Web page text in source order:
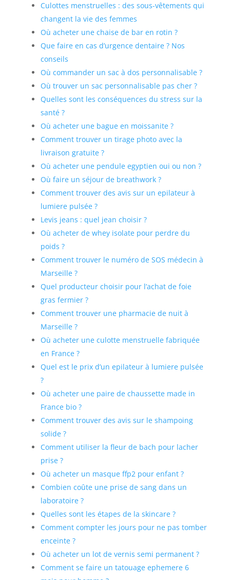
Culottes menstruelles : des sous-vêtements qui
changent la vie des femmes
Où acheter une chaise de bar en rotin ?
Que faire en cas d’urgence dentaire ? Nos
conseils
Où commander un sac à dos personnalisable ?
Où trouver un sac personnalisable pas cher ?
Quelles sont les conséquences du stress sur la
santé ?
Où acheter une bague en moissanite ?
Comment trouver un tirage photo avec la
livraison gratuite ?
Où acheter une pendule egyptien oui ou non ?
Où faire un séjour de breathwork ?
Comment trouver des avis sur un epilateur à
lumiere pulsée ?
Levis jeans : quel jean choisir ?
Où acheter de whey isolate pour perdre du
poids ?
Comment trouver le numéro de SOS médecin à
Marseille ?
Quel producteur choisir pour l’achat de foie
gras fermier ?
Comment trouver une pharmacie de nuit à
Marseille ?
Où acheter une culotte menstruelle fabriquée
en France ?
Quel est le prix d’un epilateur à lumiere pulsée
?
Où acheter une paire de chaussette made in
France bio ?
Comment trouver des avis sur le shampoing
solide ?
Comment utiliser la fleur de bach pour lacher
prise ?
Où acheter un masque ffp2 pour enfant ?
Combien coûte une prise de sang dans un
laboratoire ?
Quelles sont les étapes de la skincare ?
Comment compter les jours pour ne pas tomber
enceinte ?
Où acheter un lot de vernis semi permanent ?
Comment se faire un tatouage ephemere 6